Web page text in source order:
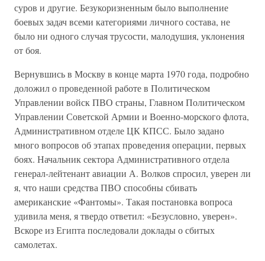
суров и другие. Безукоризненным было выполнение
боевых задач всеми категориями личного состава, не
было ни одного случая трусости, малодушия, уклонения
от боя.
Вернувшись в Москву в конце марта 1970 года, подробно
доложил о проведенной работе в Политическом
Управлении войск ПВО страны, Главном Политическом
Управлении Советской Армии и Военно-морского флота,
Административном отделе ЦК КПСС. Было задано
много вопросов об этапах проведения операции, первых
боях. Начальник сектора Административного отдела
генерал-лейтенант авиации А. Волков спросил, уверен ли
я, что наши средства ПВО способны сбивать
американские «Фантомы». Такая постановка вопроса
удивила меня, я твердо ответил: «Безусловно, уверен».
Вскоре из Египта последовали доклады о сбитых
самолетах.